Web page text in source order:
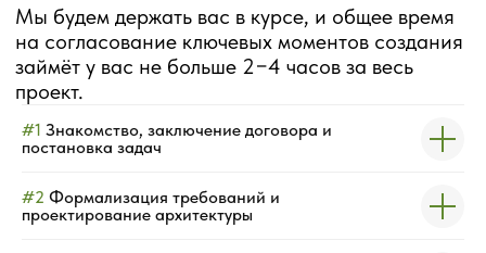
#1 Знакомство, заключение договора и
постановка задач
#2 Формализация требований и
проектирование архитектуры
ПРИМЕРЫ